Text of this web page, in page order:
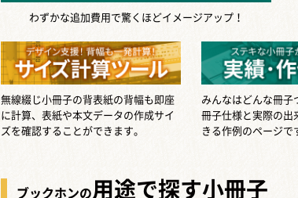
わずかな追加費用で驚くほどイメージアップ！
無線綴じ小冊子の背表紙の背幅も即座
に計算、表紙や本文データの作成サイ
ズを確認することができます。
みんなはどんな冊子
冊子仕様と実際の出
きる作例のページで
ブックホンの用途で探す小冊子